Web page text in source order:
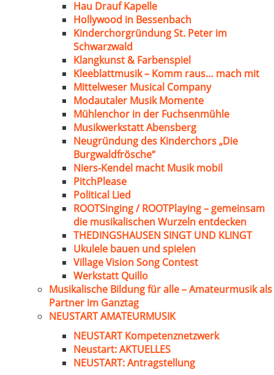
Hau Drauf Kapelle
Hollywood in Bessenbach
Kinderchorgründung St. Peter im
Schwarzwald
Klangkunst & Farbenspiel
Kleeblattmusik – Komm raus… mach mit
Mittelweser Musical Company
Modautaler Musik Momente
Mühlenchor in der Fuchsenmühle
Musikwerkstatt Abensberg
Neugründung des Kinderchors „Die
Burgwaldfrösche“
Niers-Kendel macht Musik mobil
PitchPlease
Political Lied
ROOTSinging / ROOTPlaying – gemeinsam
die musikalischen Wurzeln entdecken
THEDINGSHAUSEN SINGT UND KLINGT
Ukulele bauen und spielen
Village Vision Song Contest
Werkstatt Quillo
Musikalische Bildung für alle – Amateurmusik als
Partner im Ganztag
NEUSTART AMATEURMUSIK
NEUSTART Kompetenznetzwerk
Neustart: AKTUELLES
NEUSTART: Antragstellung